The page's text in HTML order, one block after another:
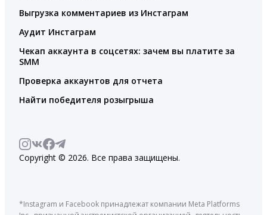
Выгрузка комментариев из Инстаграм
Аудит Инстаграм
Чекап аккаунта в соцсетях: зачем вы платите за
SMM
Проверка аккаунтов для отчета
Найти победителя розыгрыша
Copyright © 2026. Все права защищены.
*Instagram и Facebook принадлежат компании Meta Platforms